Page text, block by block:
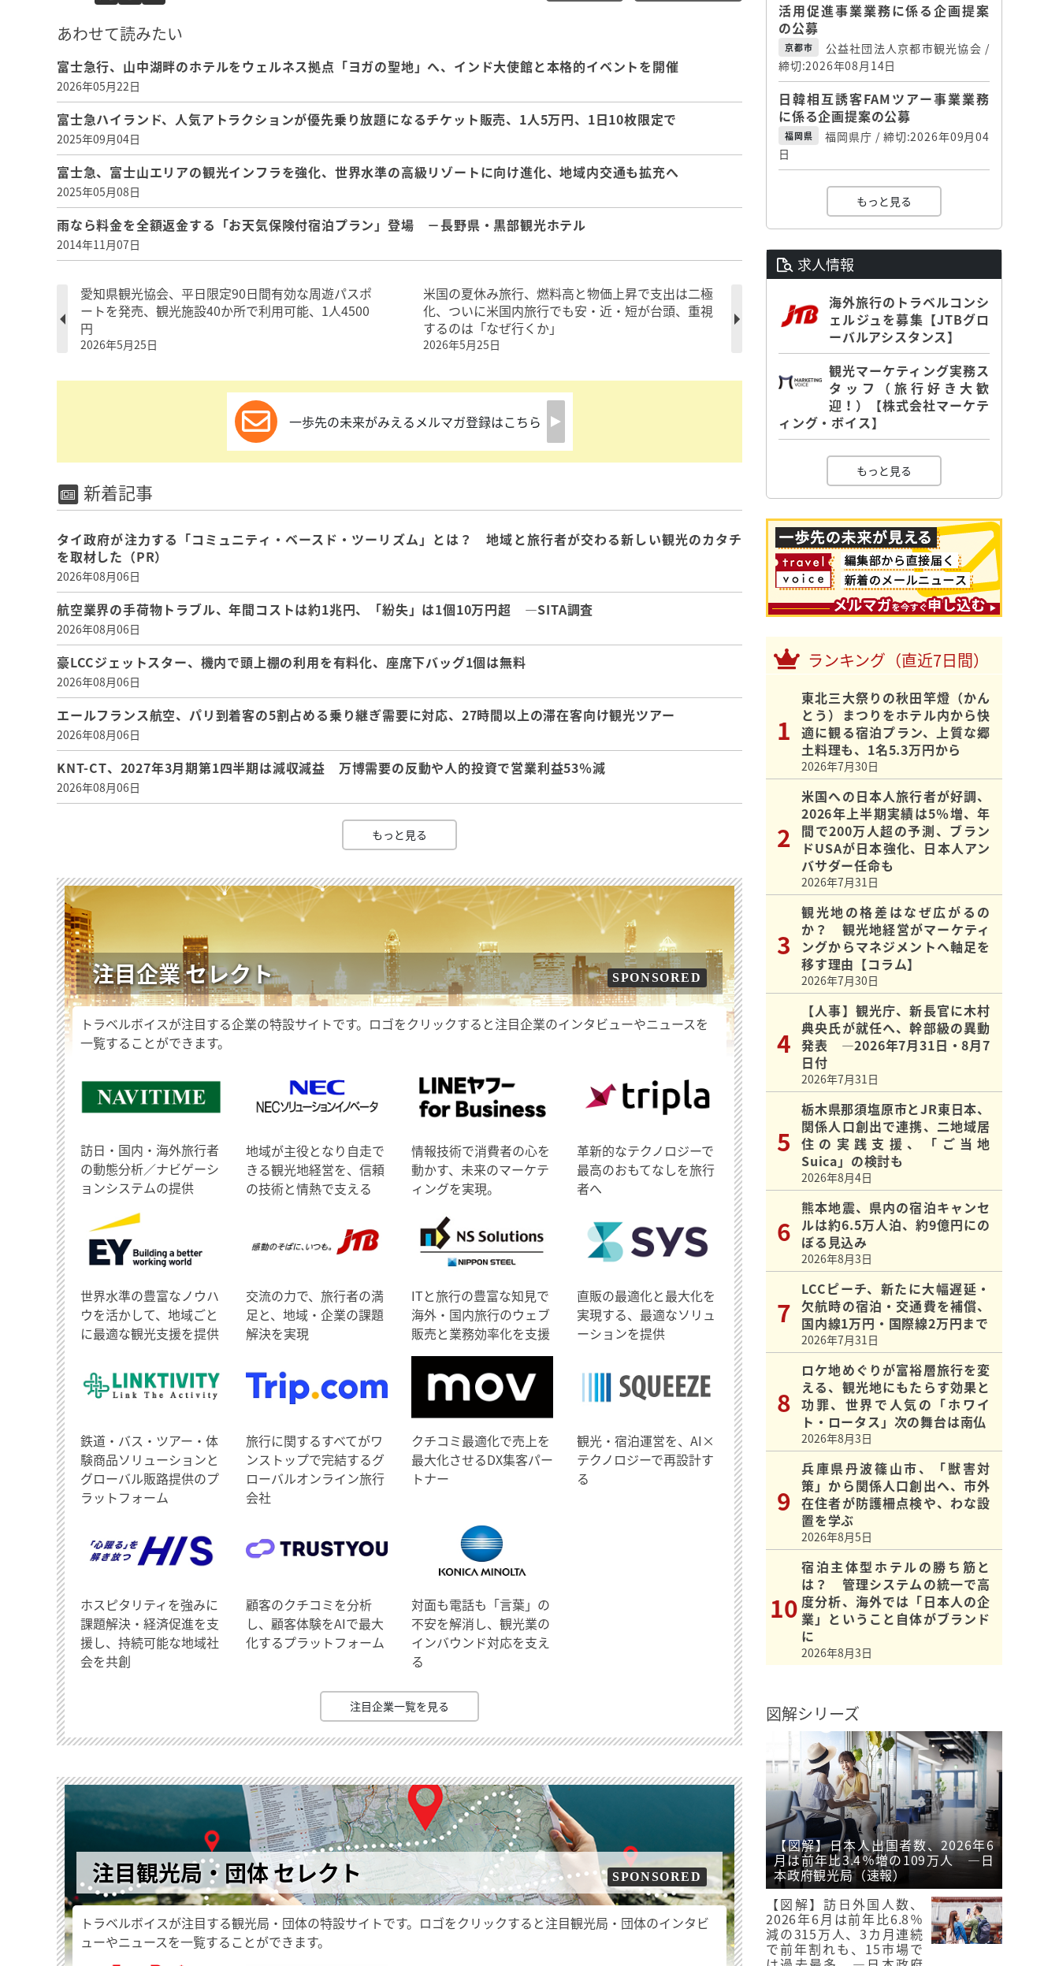
あわせて読みたい
富士急行、山中湖畔のホテルをウェルネス拠点「ヨガの聖地」へ、インド大使館と本格的イベントを開催
2026年05月22日
富士急ハイランド、人気アトラクションが優先乗り放題になるチケット販売、1人5万円、1日10枚限定で
2025年09月04日
富士急、富士山エリアの観光インフラを強化、世界水準の高級リゾートに向け進化、地域内交通も拡充へ
2025年05月08日
雨なら料金を全額返金する「お天気保険付宿泊プラン」登場 －長野県・黒部観光ホテル
2014年11月07日
愛知県観光協会、平日限定90日間有効な周遊パスポ
ートを発売、観光施設40か所で利用可能、1人4500
円
2026年5月25日
米国の夏休み旅行、燃料高と物価上昇で支出は二極
化、ついに米国内旅行でも安・近・短が台頭、重視
するのは「なぜ行くか」
2026年5月25日
一歩先の未来がみえるメルマガ登録はこちら
新着記事
タイ政府が注力する「コミュニティ・ベースド・ツーリズム」とは？ 地域と旅行者が交わる新しい観光のカタチ
を取材した（PR）
2026年08月06日
航空業界の手荷物トラブル、年間コストは約1兆円、「紛失」は1個10万円超 ―SITA調査
2026年08月06日
豪LCCジェットスター、機内で頭上棚の利用を有料化、座席下バッグ1個は無料
2026年08月06日
エールフランス航空、パリ到着客の5割占める乗り継ぎ需要に対応、27時間以上の滞在客向け観光ツアー
2026年08月06日
KNT-CT、2027年3月期第1四半期は減収減益 万博需要の反動や人的投資で営業利益53％減
2026年08月06日
もっと見る
注目企業 セレクト SPONSORED
トラベルボイスが注目する企業の特設サイトです。ロゴをクリックすると注目企業のインタビューやニュースを
一覧することができます。
訪日・国内・海外旅行者
の動態分析／ナビゲーシ
ョンシステムの提供
地域が主役となり自走で
きる観光地経営を、信頼
の技術と情熱で支える
情報技術で消費者の心を
動かす、未来のマーケテ
ィングを実現。
革新的なテクノロジーで
最高のおもてなしを旅行
者へ
世界水準の豊富なノウハ
ウを活かして、地域ごと
に最適な観光支援を提供
交流の力で、旅行者の満
足と、地域・企業の課題
解決を実現
ITと旅行の豊富な知見で
海外・国内旅行のウェブ
販売と業務効率化を支援
直販の最適化と最大化を
実現する、最適なソリュ
ーションを提供
鉄道・バス・ツアー・体
験商品ソリューションと
グローバル販路提供のプ
ラットフォーム
旅行に関するすべてがワ
ンストップで完結するグ
ローバルオンライン旅行
会社
クチコミ最適化で売上を
最大化させるDX集客パー
トナー
観光・宿泊運営を、AI×
テクノロジーで再設計す
る
ホスピタリティを強みに
課題解決・経済促進を支
援し、持続可能な地域社
会を共創
顧客のクチコミを分析
し、顧客体験をAIで最大
化するプラットフォーム
対面も電話も「言葉」の
不安を解消し、観光業の
インバウンド対応を支え
る
注目企業一覧を見る
注目観光局・団体 セレクト SPONSORED
トラベルボイスが注目する観光局・団体の特設サイトです。ロゴをクリックすると注目観光局・団体のインタビ
ューやニュースを一覧することができます。
活用促進事業業務に係る企画提案
の公募
京都市
公益社団法人京都市観光協会 /
締切:2026年08月14日
日韓相互誘客FAMツアー事業業務
に係る企画提案の公募
福岡県
福岡県庁 / 締切:2026年09月04
日
もっと見る
求人情報
海外旅行のトラベルコンシ
ェルジュを募集【JTBグロ
ーバルアシスタンス】
観光マーケティング実務ス
タッフ（旅行好き大歓
迎！）【株式会社マーケテ
ィング・ボイス】
もっと見る
ランキング（直近7日間）
東北三大祭りの秋田竿燈（かん
とう）まつりをホテル内から快
適に観る宿泊プラン、上質な郷
土料理も、1名5.3万円から
2026年7月30日
米国への日本人旅行者が好調、
2026年上半期実績は5％増、年
間で200万人超の予測、ブラン
ドUSAが日本強化、日本人アン
バサダー任命も
2026年7月31日
観光地の格差はなぜ広がるの
か？ 観光地経営がマーケティ
ングからマネジメントへ軸足を
移す理由【コラム】
2026年7月30日
【人事】観光庁、新長官に木村
典央氏が就任へ、幹部級の異動
発表 ―2026年7月31日・8月7
日付
2026年7月31日
栃木県那須塩原市とJR東日本、
関係人口創出で連携、二地域居
住の実践支援、「ご当地
Suica」の検討も
2026年8月4日
熊本地震、県内の宿泊キャンセ
ルは約6.5万人泊、約9億円にの
ぼる見込み
2026年8月3日
LCCピーチ、新たに大幅遅延・
欠航時の宿泊・交通費を補償、
国内線1万円・国際線2万円まで
2026年7月31日
ロケ地めぐりが富裕層旅行を変
える、観光地にもたらす効果と
功罪、世界で人気の「ホワイ
ト・ロータス」次の舞台は南仏
2026年8月3日
兵庫県丹波篠山市、「獣害対
策」から関係人口創出へ、市外
在住者が防護柵点検や、わな設
置を学ぶ
2026年8月5日
宿泊主体型ホテルの勝ち筋と
は？ 管理システムの統一で高
度分析、海外では「日本人の企
業」ということ自体がブランド
に
2026年8月3日
図解シリーズ
【図解】日本人出国者数、2026年6
月は前年比3.4％増の109万人 ―日
本政府観光局（速報）
【図解】訪日外国人数、
2026年6月は前年比6.8％
減の315万人、3カ月連続
で前年割れも、15市場で